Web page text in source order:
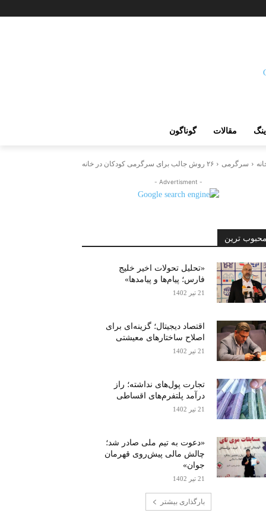
مقالات گوناگون
سرگرمی ۲۶ روش جالب برای سرگرمی کودکان در خانه
- Advertisment -
محبوب ترین
«تحلیل تحولات اخیر خلیج
فارس؛ پیام‌ها و پیامدها»
21 تیر 1402
اقتصاد دیجیتال؛ گزینه‌ای برای
اصلاح ساختارهای معیشتی
21 تیر 1402
تجارت پول‌های نداشته؛ راز
درآمد پلتفرم‌های اقساطی
21 تیر 1402
«دعوت به تیم ملی صادر شد؛
چالش مالی پیش‌روی قهرمان
جوان»
21 تیر 1402
بارگذاری بیشتر